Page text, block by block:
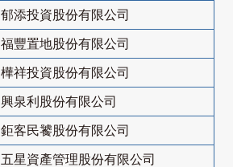
郁添投資股份有限公司
福豐置地股份有限公司
樺祥投資股份有限公司
興泉利股份有限公司
鉅客民饕股份有限公司
五星資產管理股份有限公司